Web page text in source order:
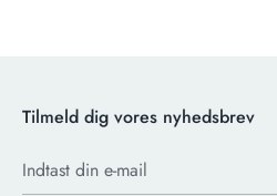
Tilmeld dig vores nyhedsbrev
Indtast din e-mail